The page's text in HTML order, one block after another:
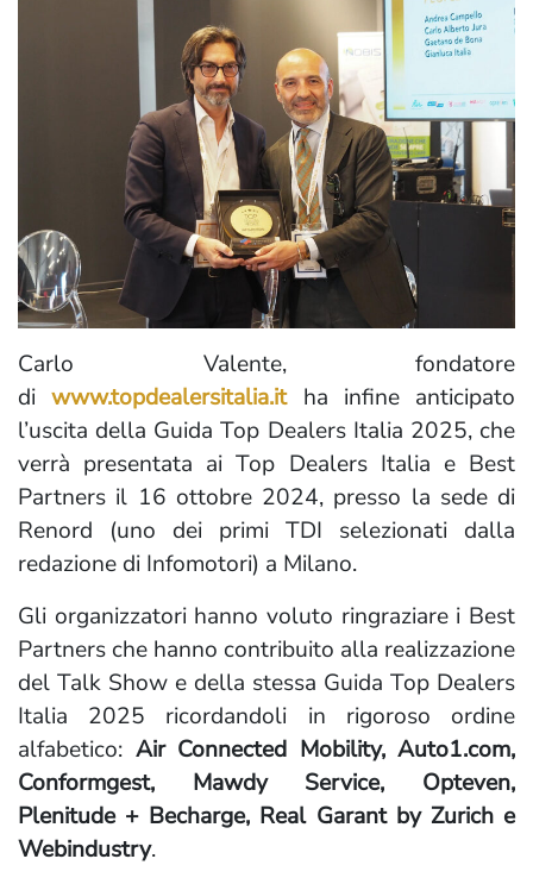
Carlo Valente, fondatore
diwww.topdealersitalia.itha infine anticipato
l’uscita della Guida Top Dealers Italia 2025, che
verrà presentata ai Top Dealers Italia e Best
Partners il 16 ottobre 2024, presso la sede di
Renord (uno dei primi TDI selezionati dalla
redazione di Infomotori) a Milano.
Gli organizzatori hanno voluto ringraziare i Best
Partners che hanno contribuito alla realizzazione
del Talk Show e della stessa Guida Top Dealers
Italia 2025 ricordandoli in rigoroso ordine
alfabetico: Air Connected Mobility, Auto1.com,
Conformgest, Mawdy Service, Opteven,
Plenitude + Becharge, Real Garant by Zurich e
Webindustry.